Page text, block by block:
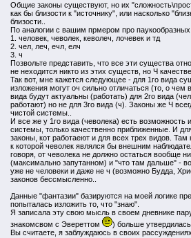
Общие законы существуют, но их
как бы близости к "источнику", или насколько
близости..
По аналогии с вашим прмером про
1. человек, чеволек, кеволеч, лочевек и тд
2. чел, леч, ечл, елч
3. ч
Позвольте представить, что все эти существа
не неходится никто из этих существ, но Ч
Так вот, мне кажется следующее - для 1го вида
изложения могут оч сильно отличаться (то, о
вида будут актуальны (работать) для 2го вида
работают) но не для 3го вида (ч). Законы же Ч
чистой системы..
И все же у 1го вида (чеволека) есть
системы, только качественно приближенные. И
законы, кот работаеют и для всех трех видов.
к которой чеволек являлся бы внешним
говоря, от чеволека не должно остаться вообще
(максимально запутанном) и "что там дальше" -
уже не человеки и даже не ч (возможно Будда,
законов бессмысленно..
Данные "фантазии" базируются на моей логике
попыталась изложить то, что "знаю".
Я записала эту свою мысль в своем дневнике
знакомсвом с Эвереттом
) больше
Вы считаете, я заблуждаюсь в своих